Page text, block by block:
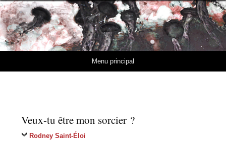
MuseMedusa
REVUE DE LITTÉRATURE ET D'ART MODERNES
Menu principal
Veux-tu être mon sorcier ?
Rodney Saint-Éloi